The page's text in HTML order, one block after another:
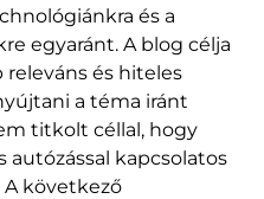
és a
egyaránt. A blog célja
releváns és hiteles
a téma iránt
titkolt céllal, hogy
autózással kapcsolatos
következő